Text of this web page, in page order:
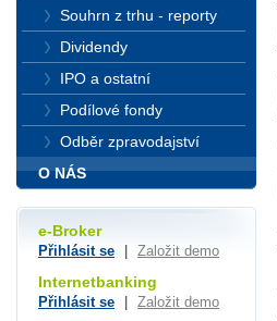
Souhrn z trhu - reporty
Dividendy
IPO a ostatní
Podílové fondy
Odběr zpravodajství
O NÁS
e-Broker
Přihlásit se Založit demo
Internetbanking
Přihlásit se Založit demo